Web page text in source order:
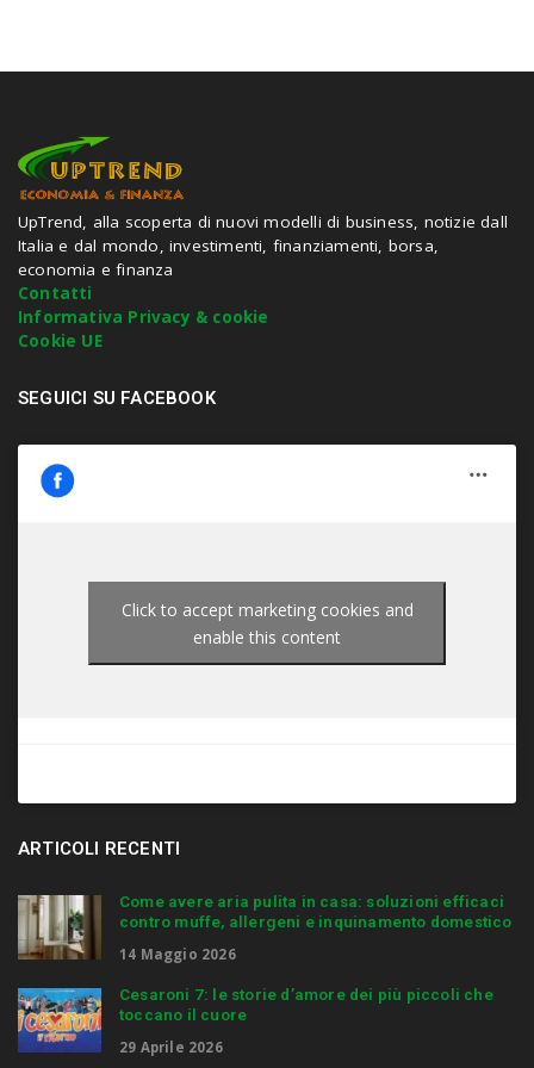
h
h
i
t
e
n
t
e
r
.
UpTrend, alla scoperta di nuovi modelli di business, notizie dall
Italia e dal mondo, investimenti, finanziamenti, borsa,
economia e finanza
Contatti
Informativa Privacy & cookie
Cookie UE
SEGUICI SU FACEBOOK
Click to accept marketing cookies and
enable this content
ARTICOLI RECENTI
Come avere aria pulita in casa: soluzioni efficaci
contro muffe, allergeni e inquinamento domestico
14 Maggio 2026
Cesaroni 7: le storie d’amore dei più piccoli che
toccano il cuore
29 Aprile 2026